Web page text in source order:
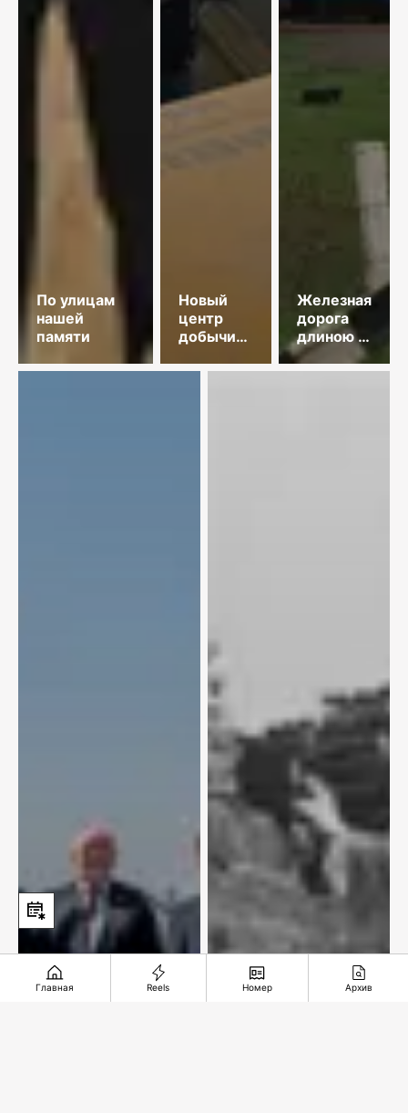
По улицам
нашей
памяти
Новый
центр
добычи
Железная
дорога
длиною в
35 лет
Главная Reels Номер Архив